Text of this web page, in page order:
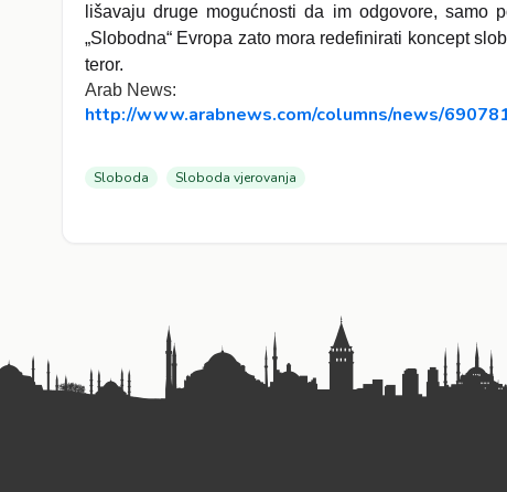
lišavaju druge mogućnosti da im odgovore,
„Slobodna“ Evropa zato mora redefinirati koncept
teror.
Arab News:
http://www.arabnews.com/columns/news/
Sloboda Sloboda vjerovanja